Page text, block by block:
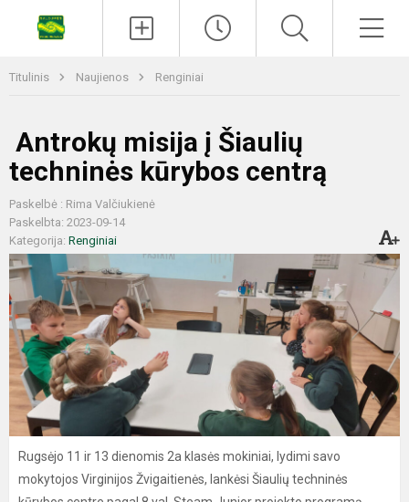
Titulinis Naujienos Renginiai
Antrokų misija į Šiaulių
techninės kūrybos centrą
Paskelbė : Rima Valčiukienė
Paskelbta: 2023-09-14
Kategorija: Renginiai
Rugsėjo 11 ir 13 dienomis 2a klasės mokiniai, lydimi savo
mokytojos Virginijos Žvigaitienės, lankėsi Šiaulių techninės